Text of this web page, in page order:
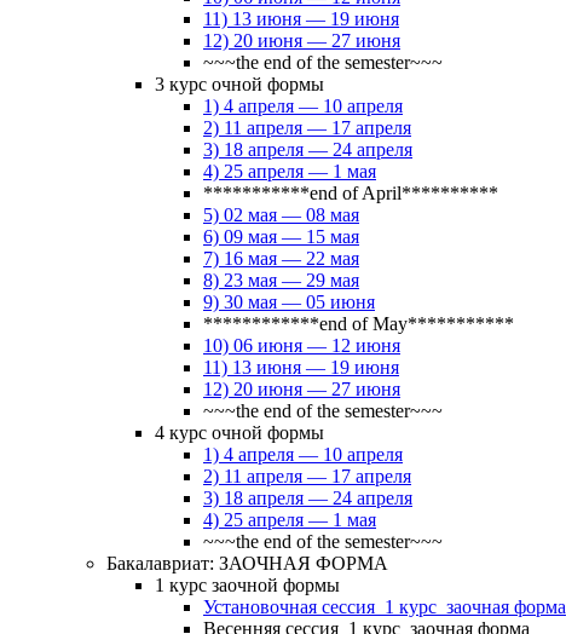
11) 13 июня — 19 июня
12) 20 июня — 27 июня
~~~the end of the semester~~~
3 курс очной формы
1) 4 апреля — 10 апреля
2) 11 апреля — 17 апреля
3) 18 апреля — 24 апреля
4) 25 апреля — 1 мая
***********end of April**********
5) 02 мая — 08 мая
6) 09 мая — 15 мая
7) 16 мая — 22 мая
8) 23 мая — 29 мая
9) 30 мая — 05 июня
************end of May***********
10) 06 июня — 12 июня
11) 13 июня — 19 июня
12) 20 июня — 27 июня
~~~the end of the semester~~~
4 курс очной формы
1) 4 апреля — 10 апреля
2) 11 апреля — 17 апреля
3) 18 апреля — 24 апреля
4) 25 апреля — 1 мая
~~~the end of the semester~~~
Бакалавриат: ЗАОЧНАЯ ФОРМА
1 курс заочной формы
Установочная сессия_1 курс_заочная форма
Весенняя сессия_1 курс_заочная форма